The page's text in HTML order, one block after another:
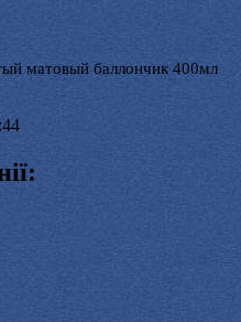
матовый баллончик 400мл